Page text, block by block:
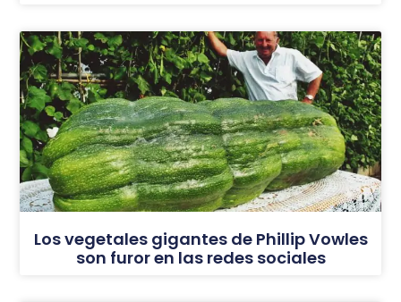
Los vegetales gigantes de Phillip Vowles
son furor en las redes sociales